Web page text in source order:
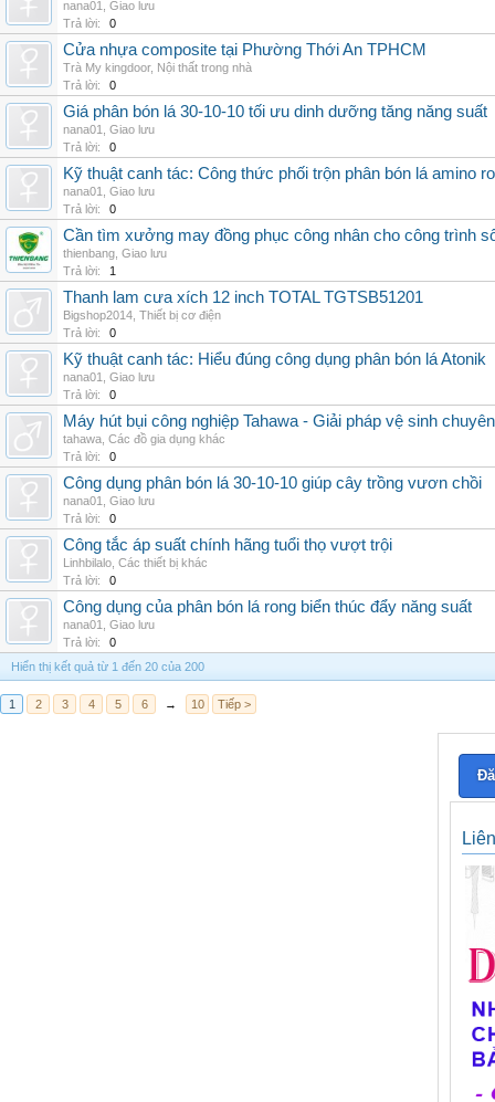
nana01
Giao lưu
Trả lời:
0
Cửa nhựa composite tại Phường Thới An TPHCM
Trà My kingdoor, Nội thất trong nhà
Trả lời:
0
Giá phân bón lá 30-10-10 tối ưu dinh dưỡng tăng năng suất
nana01
Giao lưu
Trả lời:
0
Kỹ thuật canh tác: Công thức phối trộn phân bón lá amino
nana01
Giao lưu
Trả lời:
0
Cần tìm xưởng may đồng phục công nhân cho công trình
thienbang Giao lưu
Trả lời:
1
Thanh lam cưa xích 12 inch TOTAL TGTSB51201
Bigshop2014 Thiết bị cơ điện
Trả lời:
0
Kỹ thuật canh tác: Hiểu đúng công dụng phân bón lá Atonik
nana01
Giao lưu
Trả lời:
0
Máy hút bụi công nghiệp Tahawa - Giải pháp vệ sinh
tahawa Các đồ gia dụng khác
Trả lời:
0
Công dụng phân bón lá 30-10-10 giúp cây trồng vươn chồi
nana01
Giao lưu
Trả lời:
0
Công tắc áp suất chính hãng tuổi thọ vượt trội
Linhbilalo Các thiết bị khác
Trả lời:
0
Công dụng của phân bón lá rong biển thúc đẩy năng suất
nana01
Giao lưu
Trả lời:
0
Hiển thị kết quả từ 1 đến 20 của 200
1 2 3 4 5 6 → 10 Tiếp >